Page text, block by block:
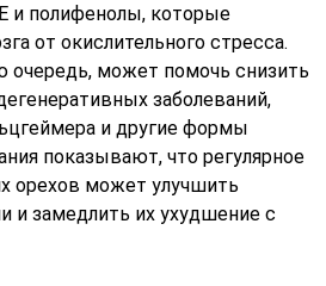
и полифенолы, которые
от окислительного стресса.
очередь, может помочь снизить
заболеваний,
и другие формы
показывают, что регулярное
орехов может улучшить
и замедлить их ухудшение с